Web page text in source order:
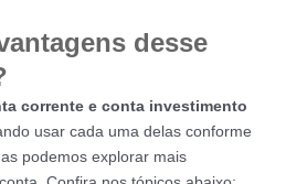
desse
corrente e conta investimento
usar cada uma delas conforme
podemos explorar mais